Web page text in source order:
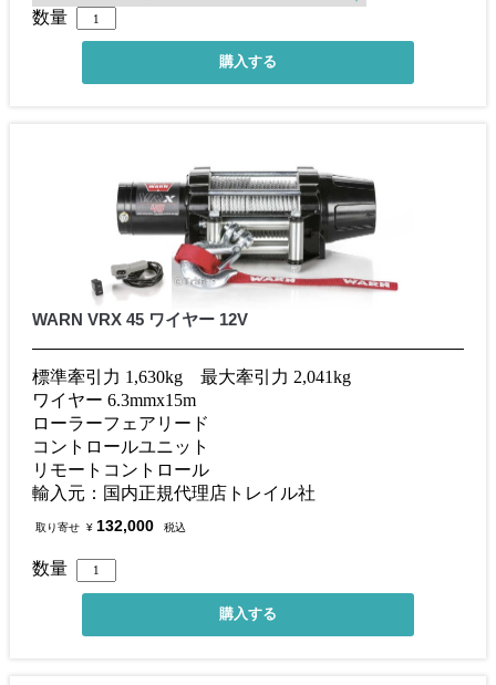
数量
WARN VRX 45 ワイヤー 12V
標準牽引力 1,630kg 最大牽引力 2,041kg
ワイヤー 6.3mmx15m
ローラーフェアリード
コントロールユニット
リモートコントロール
輸入元：国内正規代理店トレイル社
取り寄せ ¥ 132,000 税込
数量